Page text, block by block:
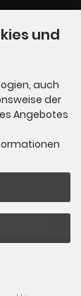
und
auch
der
Angebotes